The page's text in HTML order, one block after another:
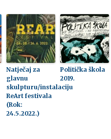
Natječaj za
glavnu
skulpturu/instalaciju
ReArt festivala
(Rok:
24.5.2022.)
Politička škola
2019.